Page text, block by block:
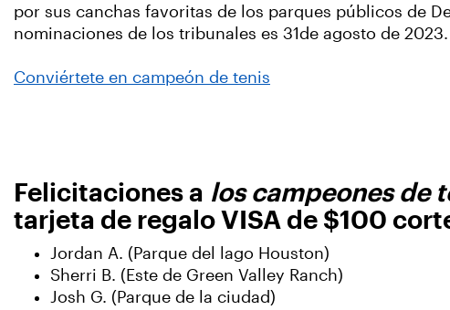
por sus canchas favoritas de los parques públicos de
nominaciones de los tribunales es 31de agosto de 2023.
Conviértete en campeón de tenis
Felicitaciones a los campeones de
tarjeta de regalo VISA de $100
Jordan A. (Parque del lago Houston)
Sherri B. (Este de Green Valley Ranch)
Josh G. (Parque de la ciudad)